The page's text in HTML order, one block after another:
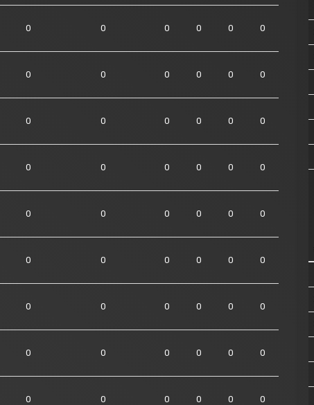
0 0 0 0 0 0
0 0 0 0 0 0
0 0 0 0 0 0
0 0 0 0 0 0
0 0 0 0 0 0
0 0 0 0 0 0
0 0 0 0 0 0
0 0 0 0 0 0
0 0 0 0 0 0